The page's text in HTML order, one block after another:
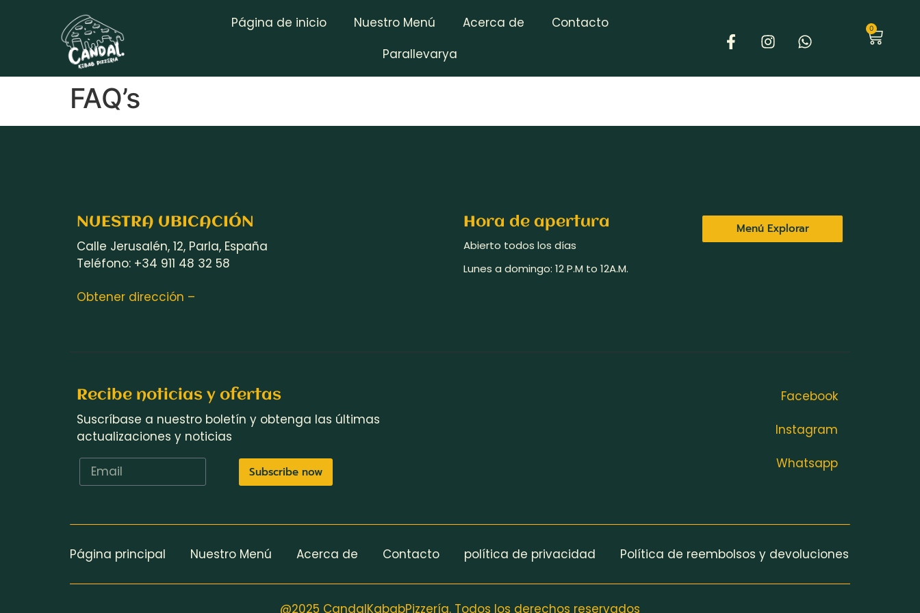
Página de inicio Nuestro Menú Acerca de
Contacto
Parallevarya
0
FAQ’s
NUESTRA UBICACIÓN
Calle Jerusalén, 12, Parla, España
Teléfono: +34 911 48 32 58
Obtener dirección –
Hora de apertura
Abierto todos los días
Lunes a domingo: 12 P.M to 12A.M.
Menú Explorar
Recibe noticias y ofertas
Suscríbase a nuestro boletín y obtenga las últimas
actualizaciones y noticias
Subscribe now
Facebook
Instagram
Whatsapp
Página principal Nuestro Menú Acerca de Contacto política de privacidad Política de reembolsos y devoluciones
@2025 CandalKababPizzería. Todos los derechos reservados